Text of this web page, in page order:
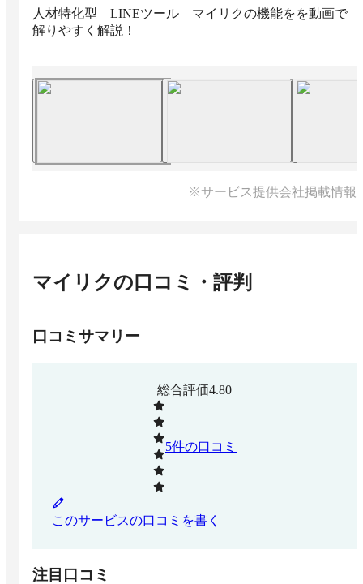
人材特化型 LINEツール マイリクの機能をを動画で
解りやすく解説！
※サービス提供会社掲載情報
マイリクの口コミ・評判
口コミサマリー
総合評価4.80
5件の口コミ
このサービスの口コミを書く
注目口コミ